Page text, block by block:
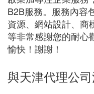
B2B服務。服務內容
資源、網站設計、商
等非常感謝您的耐心
愉快！謝謝！
與天津代理公